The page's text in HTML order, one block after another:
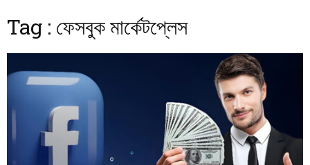
Tag : ফেসবুক মার্কেটপ্লেস